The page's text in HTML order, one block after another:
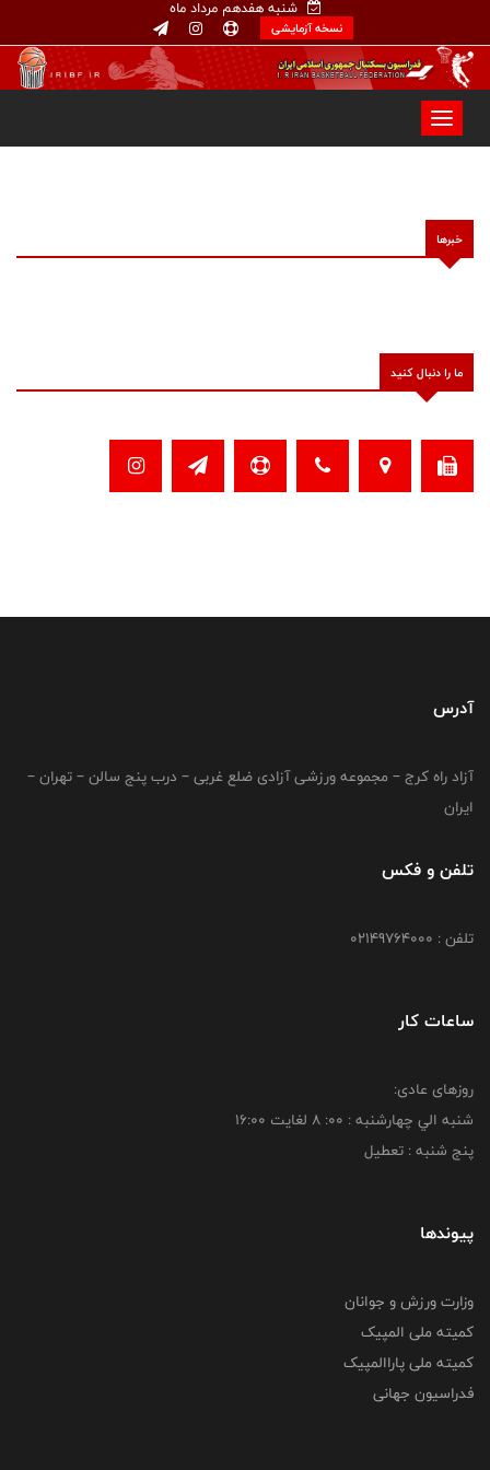
شنبه هفدهم مرداد ماه
نسخه آزمایشی
خبرها
ما را دنبال کنید
آدرس
آزاد راه کرج – مجموعه ورزشی آزادی ضلع غربی – درب پنج سالن – تهران –
ایران
تلفن و فکس
تلفن : 02149764000
ساعات کار
روزهای عادی:
شنبه الي چهارشنبه : 00: 8 لغايت 16:00
پنج شنبه : تعطیل
پیوندها
وزارت ورزش و جوانان
کمیته ملی المپیک
کمیته ملی پاراالمپیک
فدراسیون جهانی